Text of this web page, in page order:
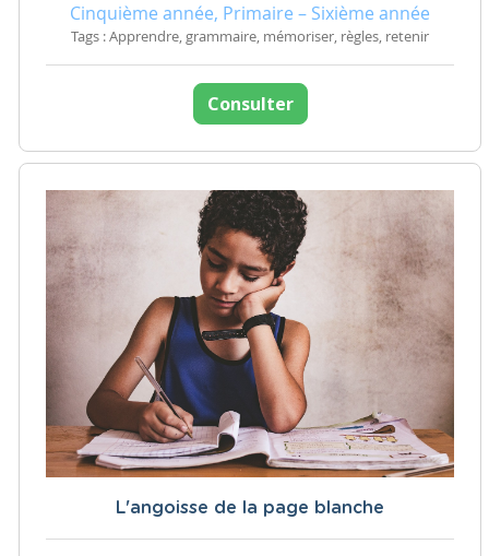
Cinquième année, Primaire – Sixième année
Tags : Apprendre, grammaire, mémoriser, règles, retenir
Consulter
L'angoisse de la page blanche